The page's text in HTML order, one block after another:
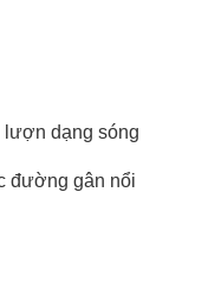
lượn dạng sóng
đường gân nổi